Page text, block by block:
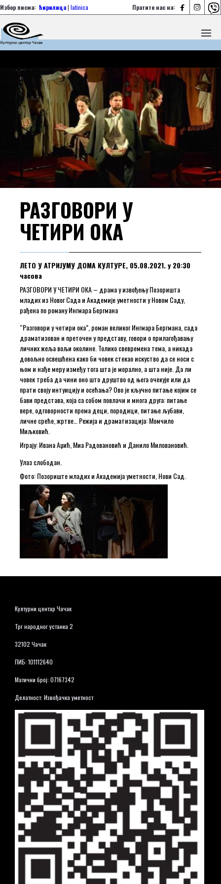
Пратите нас на:   
Избор писма: ћирилица| latinica
РАЗГОВОРИ У
ЧЕТИРИ ОКА
ЛЕТО У АТРИЈУМУ ДОМА КУЛТУРЕ, 05.08.2021. у 20:30
часова
РАЗГОВОРИ У ЧЕТИРИ ОКА – драма у извођењу Позоришта
младих из Новог Сада и Академије уметности у Новом Саду,
рађена по роману Ингмара Бергмана
“Разговори у четири ока”, роман великог Ингмара Бергмана, сада
драматизован и преточен у представу, говори о прилагођавању
личних жеља вољи околине. Толико свевремена тема, а никада
довољно освешћена како би човек стекао искуство да се носи с
њом и нађе меру између тога шта је морално, а шта није. Да ли
човек треба да чини оно што друштво од њега очекује или да
прати своју интуицију и осећања? Ово је кључно питање којим се
бави представа, која са собом повлачи и многа друга: питање
вере, одговорности према деци, породици, питање љубави,
личне среће, жртве… Режија и драматизација: Момчило
Миљковић.
Играју: Ивана Аџић, Миа Радовановић и Данило Миловановић.
Улаз слободан.
Фото: Позориште младих и Академија уметности, Нови Сад.
Културни центар Чачак
Трг народног устанка 2
32102 Чачак
ПИБ: 101112640
Матични број: 07167342
Делатност: Извођачка уметност